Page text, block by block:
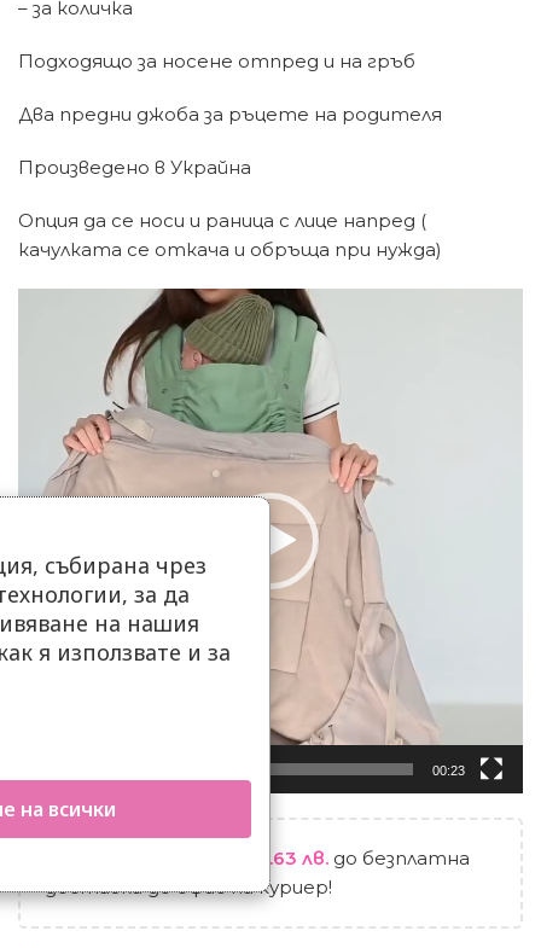
– за количка
Подходящо за носене отпред и на гръб
Два предни джоба за ръцете на родителя
Произведено в Украйна
Опция да се носи и раница с лице напред (
качулката се откача и обръща при нужда)
00:23
/ 193.63 лв. до безплатна
доставка до офис на куриер!
събирана чрез
за да
на нашия
я използвате и за
на всички